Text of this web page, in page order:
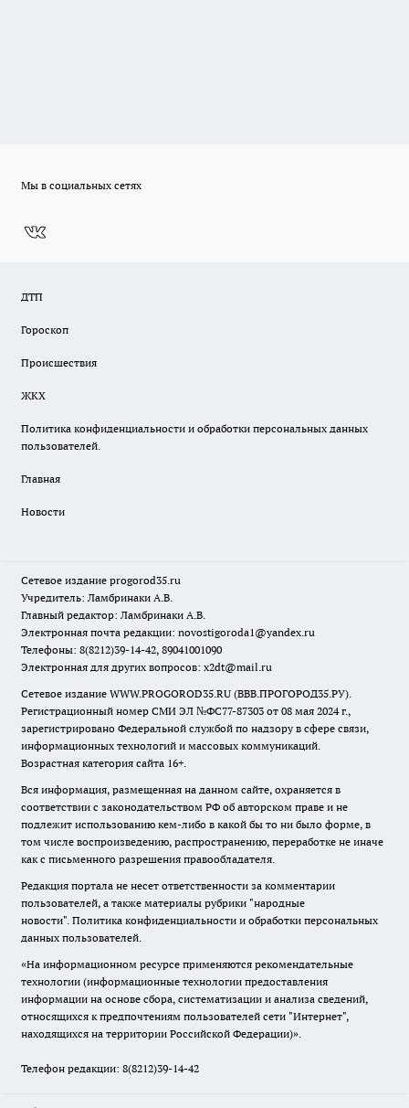
Мы в социальных сетях
ДТП
Гороскоп
Происшествия
ЖКХ
Политика конфиденциальности и обработки персональных данных
пользователей.
Главная
Новости
Сетевое издание progorod35.ru
Учредитель: Ламбринаки А.В.
Главный редактор: Ламбринаки А.В.
Электронная почта редакции: novostigoroda1@yandex.ru
Телефоны: 8(8212)39-14-42, 89041001090
Электронная для других вопросов: x2dt@mail.ru
Сетевое издание WWW.PROGOROD35.RU (ВВВ.ПРОГОРОД35.РУ).
Регистрационный номер СМИ ЭЛ №ФС77-87303 от 08 мая 2024 г.,
зарегистрировано Федеральной службой по надзору в сфере связи,
информационных технологий и массовых коммуникаций.
Возрастная категория сайта 16+.
Вся информация, размещенная на данном сайте, охраняется в
соответствии с законодательством РФ об авторском праве и не
подлежит использованию кем-либо в какой бы то ни было форме, в
том числе воспроизведению, распространению, переработке не иначе
как с письменного разрешения правообладателя.
Редакция портала не несет ответственности за комментарии
пользователей, а также материалы рубрики "народные
новости". Политика конфиденциальности и обработки персональных
данных пользователей.
«На информационном ресурсе применяются рекомендательные
технологии (информационные технологии предоставления
информации на основе сбора, систематизации и анализа сведений,
относящихся к предпочтениям пользователей сети "Интернет",
находящихся на территории Российской Федерации)».
Телефон редакции: 8(8212)39-14-42